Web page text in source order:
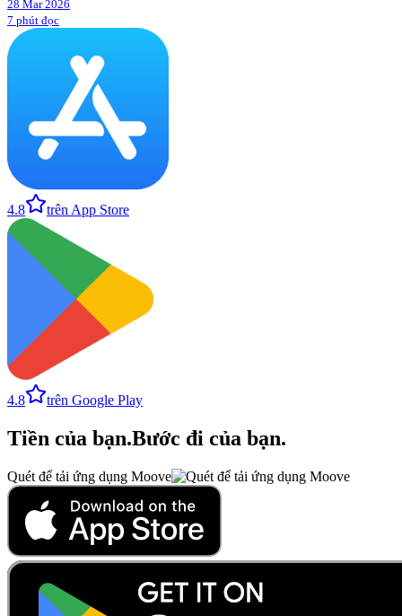
28 Mar 2026
7 phút đọc
4.8 trên App Store
4.8 trên Google Play
Tiền của bạn.Bước đi của bạn.
Quét để tải ứng dụng Moove